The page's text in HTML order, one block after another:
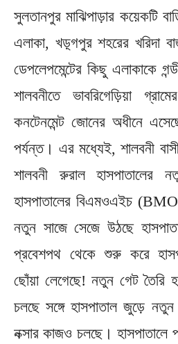
সুলতানপুর মাঝিপাড়ার কয়েকটি
এলাকা, খড়্গপুর শহরের খরিদা
ডেপলেপমেন্টের কিছু এলাকাকে
শালবনীতে ভাবরিগেড়িয়া
কনটেনমেন্ট জোনের অধীনে
পর্যন্ত। এর মধ্যেই, শালবনী
শালবনী রুরাল হাসপাতালের
হাসপাতালের বিএমওএইচ
নতুন সাজে সেজে উঠছে
প্রবেশপথ থেকে শুরু করে
ছোঁয়া লেগেছে! নতুন গেট তৈরি
চলছে সঙ্গে হাসপাতাল জুড়ে
নক্সার কাজও চলছে।